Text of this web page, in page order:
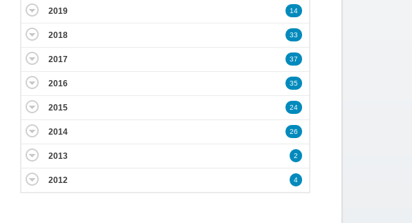
2019 14
2018 33
2017 37
2016 35
2015 24
2014 26
2013 2
2012 4